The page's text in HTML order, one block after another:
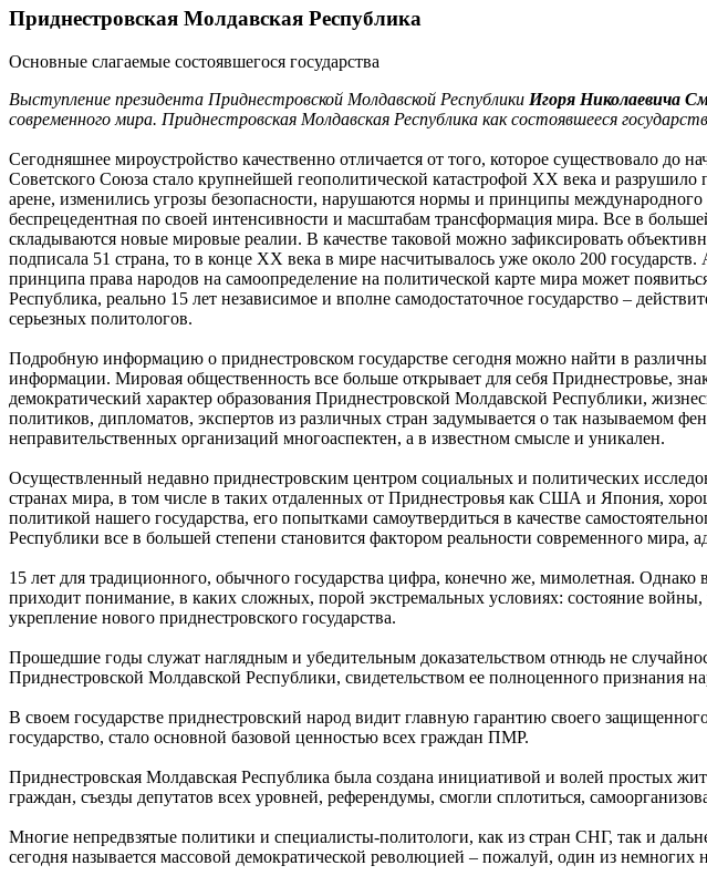
Приднестровская Молдавская Республика
Основные слагаемые состоявшегося государства
Выступление президента Приднестровской Молдавской Республики Игоря Николаевича
современного мира. Приднестровская Молдавская Республика как состоявшееся
Сегодняшнее мироустройство качественно отличается от того, которое существовало
Советского Союза стало крупнейшей геополитической катастрофой ХХ века и
арене, изменились угрозы безопасности, нарушаются нормы и принципы международного
беспрецедентная по своей интенсивности и масштабам трансформация мира. Все в
складываются новые мировые реалии. В качестве таковой можно зафиксировать
подписала 51 страна, то в конце ХХ века в мире насчитывалось уже около 200
принципа права народов на самоопределение на политической карте мира может
Республика, реально 15 лет независимое и вполне самодостаточное государство –
серьезных политологов.
Подробную информацию о приднестровском государстве сегодня можно найти в
информации. Мировая общественность все больше открывает для себя Приднестровье,
демократический характер образования Приднестровской Молдавской Республики,
политиков, дипломатов, экспертов из различных стран задумывается о так называемом
неправительственных организаций многоаспектен, а в известном смысле и уникален.
Осуществленный недавно приднестровским центром социальных и политических
странах мира, в том числе в таких отдаленных от Приднестровья как США и Япония,
политикой нашего государства, его попытками самоутвердиться в качестве
Республики все в большей степени становится фактором реальности современного мира,
15 лет для традиционного, обычного государства цифра, конечно же, мимолетная.
приходит понимание, в каких сложных, порой экстремальных условиях: состояние
укрепление нового приднестровского государства.
Прошедшие годы служат наглядным и убедительным доказательством отнюдь не
Приднестровской Молдавской Республики, свидетельством ее полноценного признания
В своем государстве приднестровский народ видит главную гарантию своего
государство, стало основной базовой ценностью всех граждан ПМР.
Приднестровская Молдавская Республика была создана инициативой и волей простых
граждан, съезды депутатов всех уровней, референдумы, смогли сплотиться,
Многие непредвзятые политики и специалисты-политологи, как из стран СНГ, так и
сегодня называется массовой демократической революцией – пожалуй, один из